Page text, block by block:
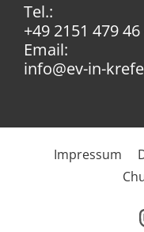
Tel.:
+49 2151 479 46
Email:
info@ev-in-
Impressum